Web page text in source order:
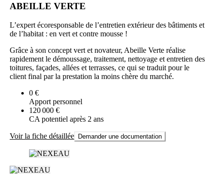
ABEILLE VERTE
L’expert écoresponsable de l’entretien extérieur des bâtiments et
de l’habitat : en vert et contre mousse !
Grâce à son concept vert et novateur, Abeille Verte réalise
rapidement le démoussage, traitement, nettoyage et entretien des
toitures, façades, allées et terrasses, ce qui se traduit pour le
client final par la prestation la moins chère du marché.
0 €
Apport personnel
120 000 €
CA potentiel après 2 ans
Voir la fiche détaillée Demander une documentation